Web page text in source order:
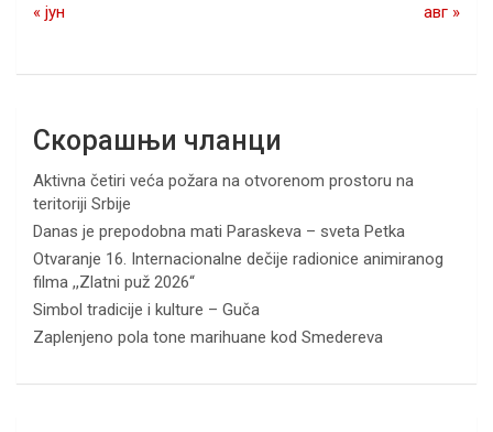
« јун авг »
Скорашњи чланци
Aktivna četiri veća požara na otvorenom prostoru na
teritoriji Srbije
Danas je prepodobna mati Paraskeva – sveta Petka
Otvaranje 16. Internacionalne dečije radionice animiranog
filma ,,Zlatni puž 2026“
Simbol tradicije i kulture – Guča
Zaplenjeno pola tone marihuane kod Smedereva